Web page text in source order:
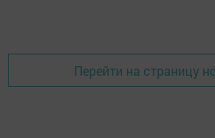
Перейти на страницу